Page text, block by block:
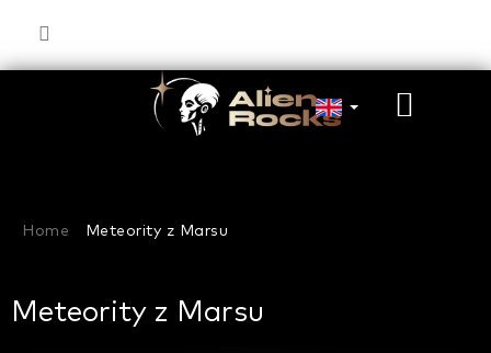
Home Meteority z Marsu
Meteority z Marsu